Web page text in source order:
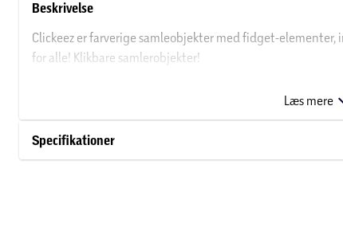
Beskrivelse
Clickeez er farverige samleobjekter med fidget-
for alle! Klikbare samlerobjekter!
Clickeez kombinerer den vedvarende fidget-trend med
(keycaps).
Indhold:
Læs mere
Specifikationer